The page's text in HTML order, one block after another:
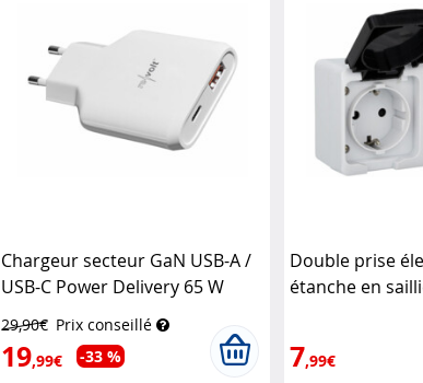
Chargeur secteur GaN USB-A /
USB-C Power Delivery 65 W
29,90€ Prix conseillé
19,99€ -33 %
Double prise
étanche en
7,99€